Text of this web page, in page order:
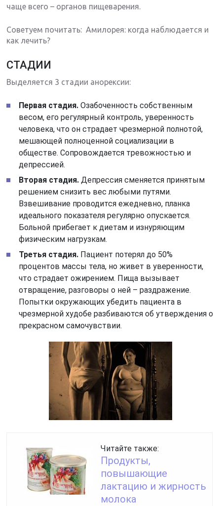
чаще всего – органов пищеварения.
Советуем почитать: Амилорея: когда наблюдается и
как лечить?
СТАДИИ
Выделяется 3 стадии анорексии:
Первая стадия. Озабоченность собственным
весом, его регулярный контроль, уверенность
человека, что он страдает чрезмерной полнотой,
мешающей полноценной социализации в
обществе. Сопровождается тревожностью и
депрессией.
Вторая стадия. Депрессия сменяется принятым
решением снизить вес любыми путями.
Взвешивание проводится ежедневно, планка
идеального показателя регулярно опускается.
Больной прибегает к диетам и изнуряющим
физическим нагрузкам.
Третья стадия. Пациент потерял до 50%
процентов массы тела, но живет в уверенности,
что страдает ожирением. Пища вызывает
отвращение, разговоры о ней – раздражение.
Попытки окружающих убедить пациента в
чрезмерной худобе разбиваются об утверждения о
прекрасном самочувствии.
Читайте также:
Продукты,
повышающие
лактацию и жирность
молока